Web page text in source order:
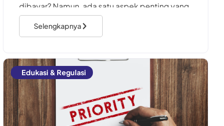
dibayar? Namun, ada satu aspek penting yang
sering luput dari perhatian, yaitu
Selengkapnya
Edukasi & Regulasi